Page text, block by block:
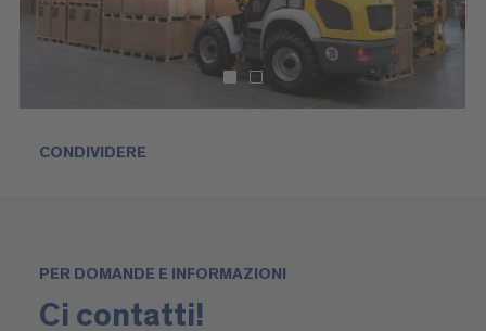
CONDIVIDERE
PER DOMANDE E INFORMAZIONI
Ci contatti!